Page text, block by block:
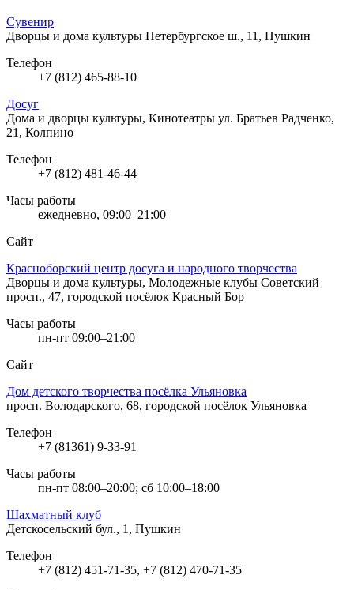
Сувенир
Дворцы и дома культуры Петербургское ш., 11, Пушкин
Телефон
+7 (812) 465-88-10
Досуг
Дома и дворцы культуры, Кинотеатры ул. Братьев Радченко,
21, Колпино
Телефон
+7 (812) 481-46-44
Часы работы
ежедневно, 09:00–21:00
Сайт
Красноборский центр досуга и народного творчества
Дворцы и дома культуры, Молодежные клубы Советский
просп., 47, городской посёлок Красный Бор
Часы работы
пн-пт 09:00–21:00
Сайт
Дом детского творчества посёлка Ульяновка
просп. Володарского, 68, городской посёлок Ульяновка
Телефон
+7 (81361) 9-33-91
Часы работы
пн-пт 08:00–20:00; сб 10:00–18:00
Шахматный клуб
Детскосельский бул., 1, Пушкин
Телефон
+7 (812) 451-71-35, +7 (812) 470-71-35